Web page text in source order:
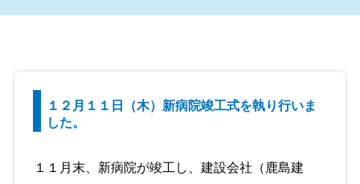
１２月１１日（木）新病院竣工式を執り行いま
した。
１１月末、新病院が竣工し、建設会社（鹿島建